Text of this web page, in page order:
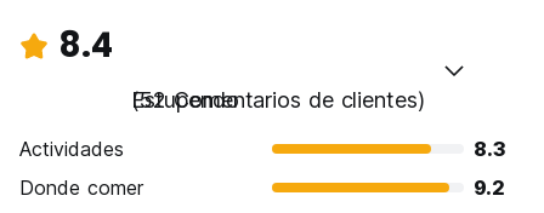
8.4
Estupendo
(52 Comentarios de clientes)
Actividades
8.3
Donde comer
9.2